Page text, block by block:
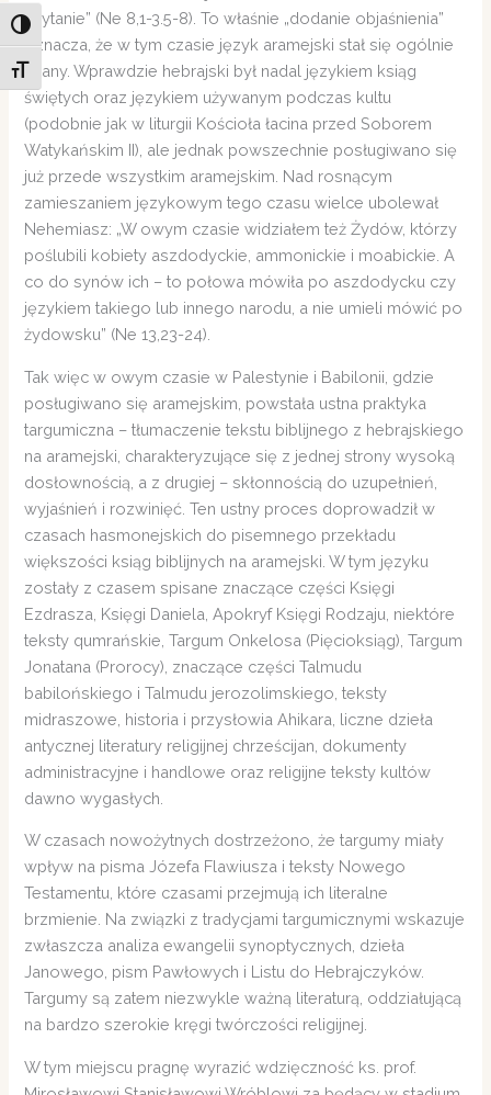
Toggle High Contrast
Toggle Font size
czytanie” (Ne 8,1-3.5-8). To właśnie „dodanie objaśnienia”
oznacza, że w tym czasie język aramejski stał się ogólnie
znany. Wprawdzie hebrajski był nadal językiem ksiąg
świętych oraz językiem używanym podczas kultu
(podobnie jak w liturgii Kościoła łacina przed Soborem
Watykańskim II), ale jednak powszechnie posługiwano się
już przede wszystkim aramejskim. Nad rosnącym
zamieszaniem językowym tego czasu wielce ubolewał
Nehemiasz: „W owym czasie widziałem też Żydów, którzy
poślubili kobiety aszdodyckie, ammonickie i moabickie. A
co do synów ich – to połowa mówiła po aszdodycku czy
językiem takiego lub innego narodu, a nie umieli mówić po
żydowsku” (Ne 13,23-24).
Tak więc w owym czasie w Palestynie i Babilonii, gdzie
posługiwano się aramejskim, powstała ustna praktyka
targumiczna – tłumaczenie tekstu biblijnego z hebrajskiego
na aramejski, charakteryzujące się z jednej strony wysoką
dosłownością, a z drugiej – skłonnością do uzupełnień,
wyjaśnień i rozwinięć. Ten ustny proces doprowadził w
czasach hasmonejskich do pisemnego przekładu
większości ksiąg biblijnych na aramejski. W tym języku
zostały z czasem spisane znaczące części Księgi
Ezdrasza, Księgi Daniela, Apokryf Księgi Rodzaju, niektóre
teksty qumrańskie, Targum Onkelosa (Pięcioksiąg), Targum
Jonatana (Prorocy), znaczące części Talmudu
babilońskiego i Talmudu jerozolimskiego, teksty
midraszowe, historia i przysłowia Ahikara, liczne dzieła
antycznej literatury religijnej chrześcijan, dokumenty
administracyjne i handlowe oraz religijne teksty kultów
dawno wygasłych.
W czasach nowożytnych dostrzeżono, że targumy miały
wpływ na pisma Józefa Flawiusza i teksty Nowego
Testamentu, które czasami przejmują ich literalne
brzmienie. Na związki z tradycjami targumicznymi wskazuje
zwłaszcza analiza ewangelii synoptycznych, dzieła
Janowego, pism Pawłowych i Listu do Hebrajczyków.
Targumy są zatem niezwykle ważną literaturą, oddziałującą
na bardzo szerokie kręgi twórczości religijnej.
W tym miejscu pragnę wyrazić wdzięczność ks. prof.